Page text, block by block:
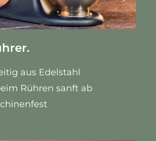
aus Edelstahl
Rühren sanft ab